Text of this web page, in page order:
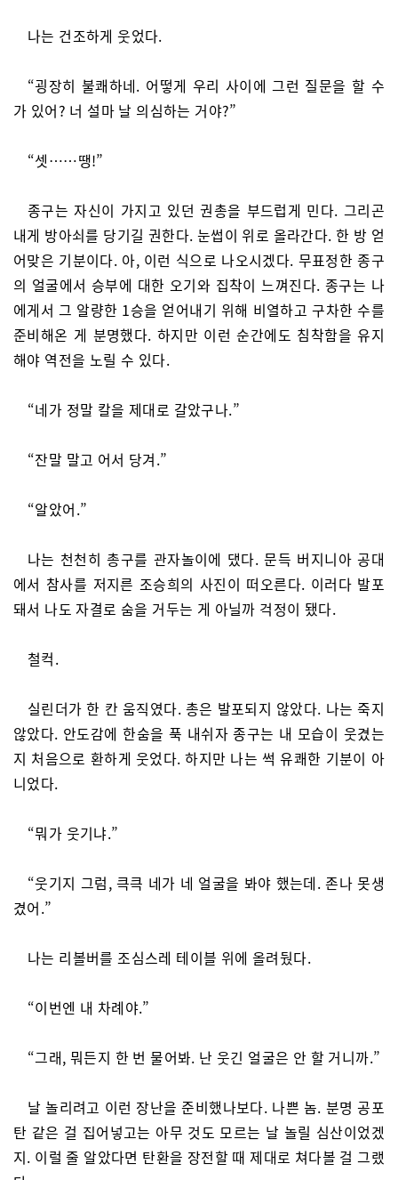
나는 건조하게 웃었다.
“굉장히 불쾌하네. 어떻게 우리 사이에 그런 질문을 할 수
가 있어? 너 설마 날 의심하는 거야?”
“셋……땡!”
종구는 자신이 가지고 있던 권총을 부드럽게 민다. 그리곤
내게 방아쇠를 당기길 권한다. 눈썹이 위로 올라간다. 한 방 얻
어맞은 기분이다. 아, 이런 식으로 나오시겠다. 무표정한 종구
의 얼굴에서 승부에 대한 오기와 집착이 느껴진다. 종구는 나
에게서 그 알량한 1승을 얻어내기 위해 비열하고 구차한 수를
준비해온 게 분명했다. 하지만 이런 순간에도 침착함을 유지
해야 역전을 노릴 수 있다.
“네가 정말 칼을 제대로 갈았구나.”
“잔말 말고 어서 당겨.”
“알았어.”
나는 천천히 총구를 관자놀이에 댔다. 문득 버지니아 공대
에서 참사를 저지른 조승희의 사진이 떠오른다. 이러다 발포
돼서 나도 자결로 숨을 거두는 게 아닐까 걱정이 됐다.
철컥.
실린더가 한 칸 움직였다. 총은 발포되지 않았다. 나는 죽지
않았다. 안도감에 한숨을 푹 내쉬자 종구는 내 모습이 웃겼는
지 처음으로 환하게 웃었다. 하지만 나는 썩 유쾌한 기분이 아
니었다.
“뭐가 웃기냐.”
“웃기지 그럼, 큭큭 네가 네 얼굴을 봐야 했는데. 존나 못생
겼어.”
나는 리볼버를 조심스레 테이블 위에 올려뒀다.
“이번엔 내 차례야.”
“그래, 뭐든지 한 번 물어봐. 난 웃긴 얼굴은 안 할 거니까.”
날 놀리려고 이런 장난을 준비했나보다. 나쁜 놈. 분명 공포
탄 같은 걸 집어넣고는 아무 것도 모르는 날 놀릴 심산이었겠
지. 이럴 줄 알았다면 탄환을 장전할 때 제대로 쳐다볼 걸 그랬